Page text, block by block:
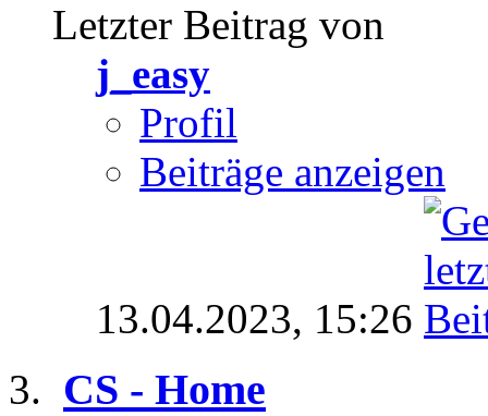
Letzter Beitrag von
j_easy
Profil
Beiträge anzeigen
13.04.2023, 15:26
CS - Home